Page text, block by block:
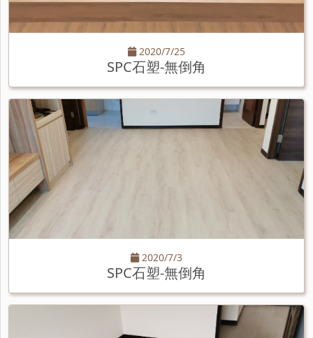
2020/7/25
SPC石塑-無倒角
2020/7/3
SPC石塑-無倒角